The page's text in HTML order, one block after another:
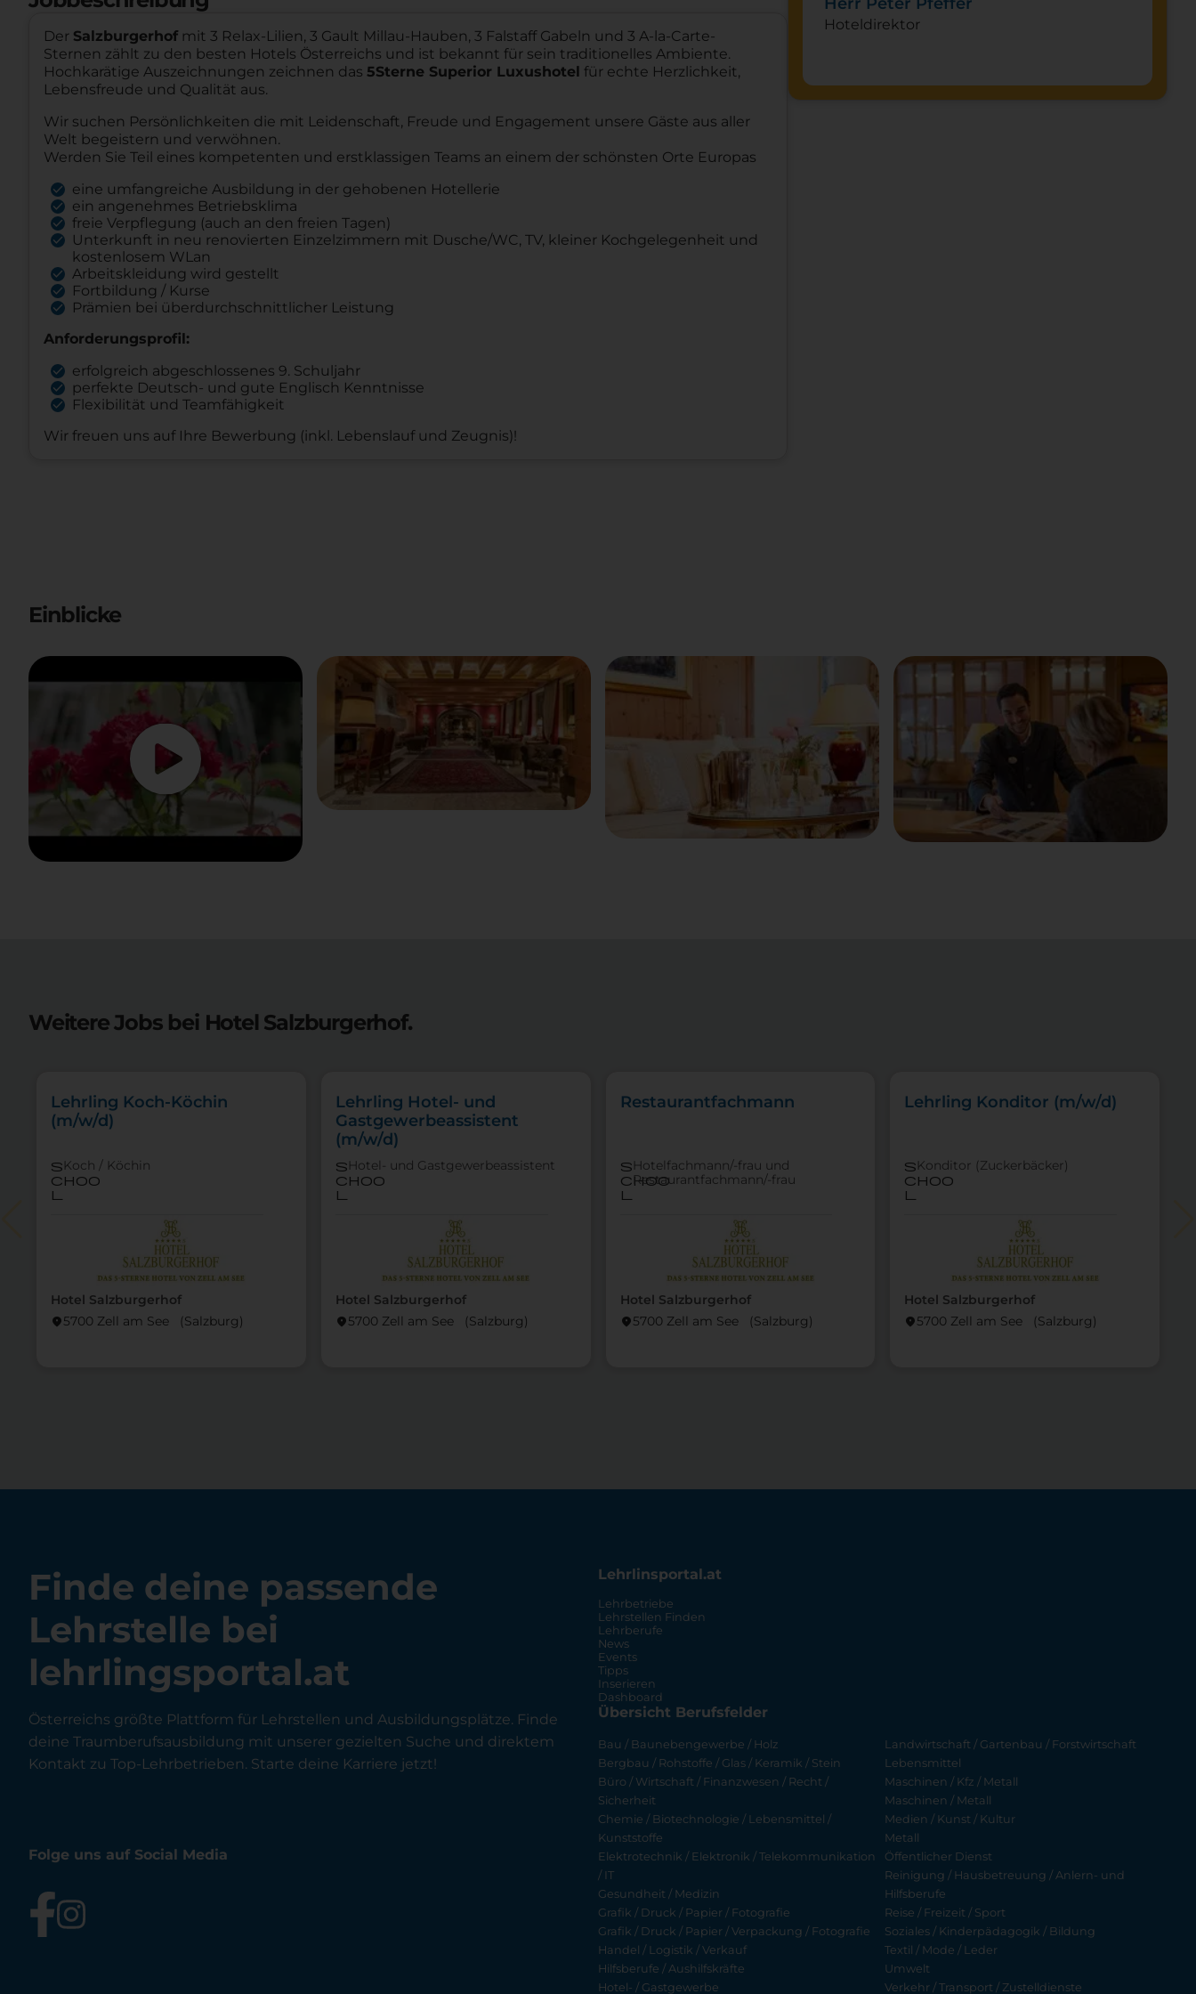
Der Salzburgerhof mit 3 Relax-Lilien, 3 Gault Millau-Hauben, 3 Falstaff Gabeln und 3 A-la-Carte-
Sternen zählt zu den besten Hotels Österreichs und ist bekannt für sein traditionelles Ambiente.
Hochkarätige Auszeichnungen zeichnen das 5Sterne Superior Luxushotel für echte Herzlichkeit,
Lebensfreude und Qualität aus.
Wir suchen Persönlichkeiten die mit Leidenschaft, Freude und Engagement unsere Gäste aus aller
Welt begeistern und verwöhnen.
Werden Sie Teil eines kompetenten und erstklassigen Teams an einem der schönsten Orte Europas
eine umfangreiche Ausbildung in der gehobenen Hotellerie
ein angenehmes Betriebsklima
freie Verpflegung (auch an den freien Tagen)
Unterkunft in neu renovierten Einzelzimmern mit Dusche/WC, TV, kleiner Kochgelegenheit und
kostenlosem WLan
Arbeitskleidung wird gestellt
Fortbildung / Kurse
Prämien bei überdurchschnittlicher Leistung
Anforderungsprofil:
erfolgreich abgeschlossenes 9. Schuljahr
perfekte Deutsch- und gute Englisch Kenntnisse
Flexibilität und Teamfähigkeit
Wir freuen uns auf Ihre Bewerbung (inkl. Lebenslauf und Zeugnis)!
Hoteldirektor
Einblicke
Weitere Jobs bei Hotel Salzburgerhof.
Hotel Salzburgerhof
location_on5700 Zell am See (Salzburg)
Lehrling Koch-Köchin
(m/w/d)
s
choo
l
Koch / Köchin
Hotel Salzburgerhof
location_on5700 Zell am See (Salzburg)
Lehrling Hotel- und
Gastgewerbeassistent
(m/w/d)
s
choo
l
Hotel- und Gastgewerbeassistent
Hotel Salzburgerhof
location_on5700 Zell am See (Salzburg)
Restaurantfachmann
s
choo
l
Hotelfachmann/-frau und
Restaurantfachmann/-frau
Hotel Salzburgerhof
location_on5700 Zell am See (Salzburg)
Lehrling Konditor (m/w/d)
s
choo
l
Konditor (Zuckerbäcker)
Finde deine passende
Lehrstelle bei
lehrlingsportal.at
Österreichs größte Plattform für Lehrstellen und Ausbildungsplätze. Finde
deine Traumberufsausbildung mit unserer gezielten Suche und direktem
Kontakt zu Top-Lehrbetrieben. Starte deine Karriere jetzt!
Folge uns auf Social Media
Lehrlinsportal.at
Lehrbetriebe
Lehrstellen Finden
Lehrberufe
News
Events
Tipps
Inserieren
Dashboard
Übersicht Berufsfelder
Bau / Baunebengewerbe / Holz
Bergbau / Rohstoffe / Glas / Keramik / Stein
Büro / Wirtschaft / Finanzwesen / Recht /
Sicherheit
Chemie / Biotechnologie / Lebensmittel /
Kunststoffe
Elektrotechnik / Elektronik / Telekommunikation
/ IT
Gesundheit / Medizin
Grafik / Druck / Papier / Fotografie
Grafik / Druck / Papier / Verpackung / Fotografie
Handel / Logistik / Verkauf
Hilfsberufe / Aushilfskräfte
Hotel- / Gastgewerbe
Landwirtschaft / Gartenbau / Forstwirtschaft
Lebensmittel
Maschinen / Kfz / Metall
Maschinen / Metall
Medien / Kunst / Kultur
Metall
Öffentlicher Dienst
Reinigung / Hausbetreuung / Anlern- und
Hilfsberufe
Reise / Freizeit / Sport
Soziales / Kinderpädagogik / Bildung
Textil / Mode / Leder
Umwelt
Verkehr / Transport / Zustelldienste